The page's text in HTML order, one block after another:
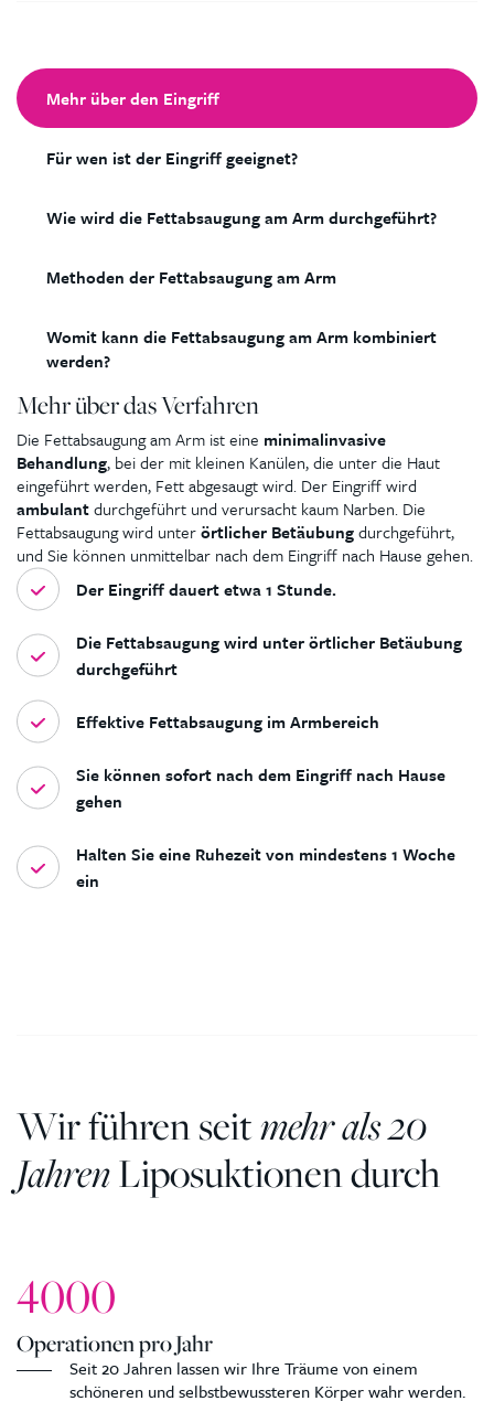
Mehr über den Eingriff
Für wen ist der Eingriff geeignet?
Wie wird die Fettabsaugung am Arm durchgeführt?
Methoden der Fettabsaugung am Arm
Womit kann die Fettabsaugung am Arm kombiniert
werden?
Mehr über das Verfahren
Die Fettabsaugung am Arm ist eine minimalinvasive
Behandlung, bei der mit kleinen Kanülen, die unter die Haut
eingeführt werden, Fett abgesaugt wird. Der Eingriff wird
ambulantdurchgeführt und verursacht kaum Narben. Die
Fettabsaugung wird unterörtlicher Betäubungdurchgeführt,
und Sie können unmittelbar nach dem Eingriff nach Hause gehen.
Der Eingriff dauert etwa 1 Stunde.
Die Fettabsaugung wird unter örtlicher Betäubung
durchgeführt
Effektive Fettabsaugung im Armbereich
Sie können sofort nach dem Eingriff nach Hause
gehen
Halten Sie eine Ruhezeit von mindestens 1 Woche
ein
Wir führen seitmehr als 20
JahrenLiposuktionen durch
4000
Operationen pro Jahr
Seit 20 Jahren lassen wir Ihre Träume von einem
schöneren und selbstbewussteren Körper wahr werden.